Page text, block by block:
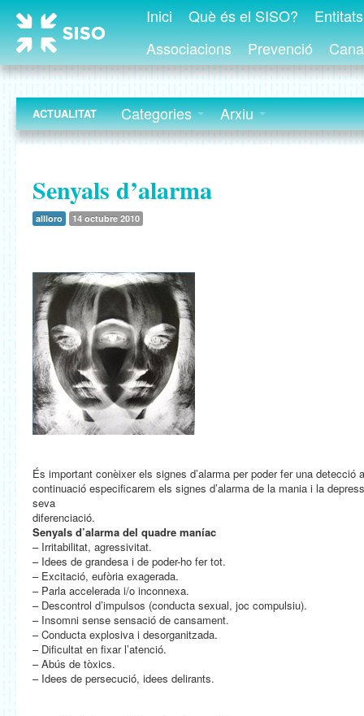
Inici Què és el SISO?
Associacions
Prevenció
ACTUALITAT Categories Arxiu
Senyals d’alarma
allloro 14 octubre 2010
És important conèixer els signes d’alarma per poder fer una detecció
continuació especificarem els signes d’alarma de la mania i la
seva
diferenciació.
Senyals d’alarma del quadre maníac
– Irritabilitat, agressivitat.
– Idees de grandesa i de poder-ho fer tot.
– Excitació, eufòria exagerada.
– Parla accelerada i/o inconnexa.
– Descontrol d’impulsos (conducta sexual, joc compulsiu).
– Insomni sense sensació de cansament.
– Conducta explosiva i desorganitzada.
– Dificultat en fixar l’atenció.
– Abús de tòxics.
– Idees de persecució, idees delirants.